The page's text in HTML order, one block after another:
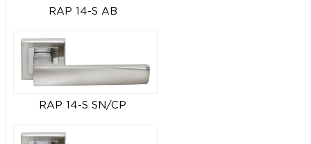
RAP 14-S AB
RAP 14-S SN/CP